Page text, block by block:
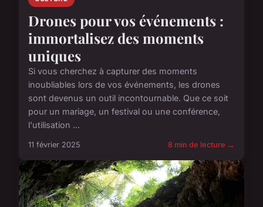
Drones pour vos événements :
immortalisez des moments
uniques
Si vous cherchez à capturer des moments
inoubliables lors de vos événements, les drones
sont devenus un outil incontournable. Que ce soit
pour un mariage, un festival ou une conférence,
l'utilisation ...
11 février 2025 8 min de lecture →